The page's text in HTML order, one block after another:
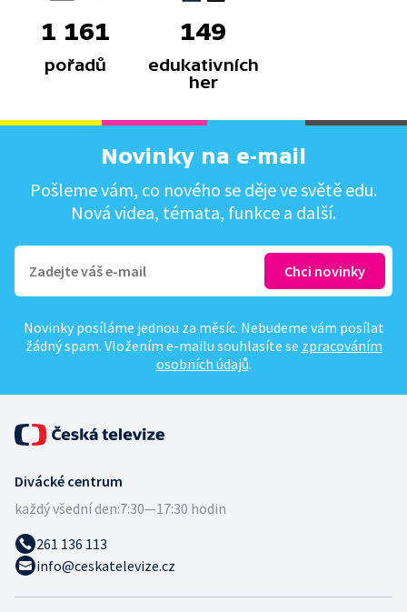
1 161
pořadů
149
edukativních
her
Novinky na e-mail
Pošleme vám, co nového se děje ve světě edu.
Nová videa, témata, funkce a další.
Novinky posíláme jednou za měsíc. Nebudeme vám posílat
žádný spam. Vložením e-mailu souhlasíte se zpracováním
osobních údajů.